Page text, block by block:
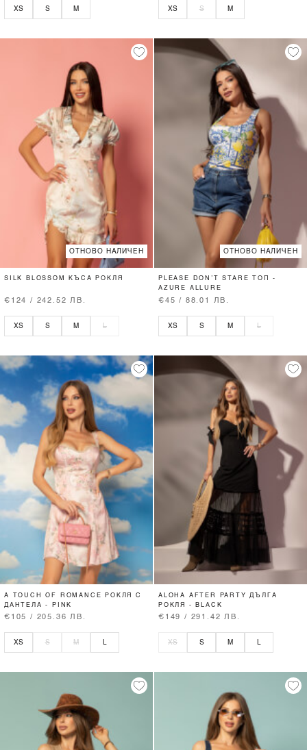
XS S M XS S M
ОТНОВО НАЛИЧЕН
SILK BLOSSOM КЪСА РОКЛЯ
€124 / 242.52 ЛВ.
XS S M L
ОТНОВО НАЛИЧЕН
PLEASE DON’T STARE ТОП -
AZURE ALLURE
€45 / 88.01 ЛВ.
XS S M L
A TOUCH OF ROMANCE РОКЛЯ С
ДАНТЕЛА - PINK
€105 / 205.36 ЛВ.
XS S M L
ALOHA AFTER PARTY ДЪЛГА
РОКЛЯ - BLACK
€149 / 291.42 ЛВ.
XS S M L